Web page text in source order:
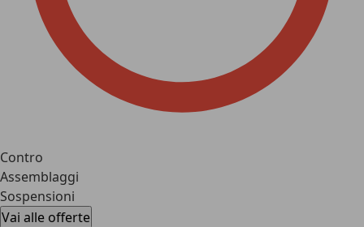
Contro
Assemblaggi
Sospensioni
Vai alle offerte